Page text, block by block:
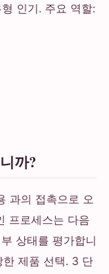
인기. 주요 역할:
까?
과의 접촉으로 오
프로세스는 다음
상태를 평가합니
제품 선택. 3 단